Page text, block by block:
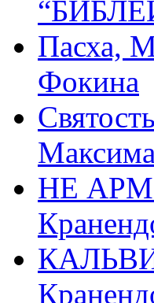
Пасха,
Фокина
НЕ